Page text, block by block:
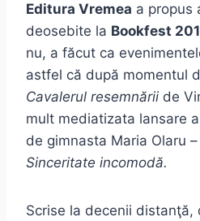
Editura Vremea a propus
deosebite la Bookfest
nu, a făcut ca
astfel că după momentul
Cavalerul resemnării de
mult mediatizata lansare
de gimnasta Maria Olaru –
Sinceritate incomodă.
Scrise la decenii distanţă,